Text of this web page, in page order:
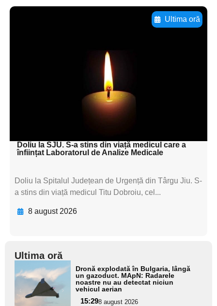
Ultima oră
subtitluAdaugă aici
textul pentru
subtitluAdaugă aici
textul pentru
subtitluAdaugă aici
Doliu la SJU. S-a stins din viață medicul care a
înființat Laboratorul de Analize Medicale
Doliu la Spitalul Județean de Urgență din Târgu Jiu. S-
a stins din viață medicul Titu Dobroiu, cel...
8 august 2026
Ultima oră
Adaugă
aici textul
pentru
subtitlu
Dronă explodată în Bulgaria, lângă
un gazoduct. MApN: Radarele
noastre nu au detectat niciun
vehicul aerian
15:298 august 2026